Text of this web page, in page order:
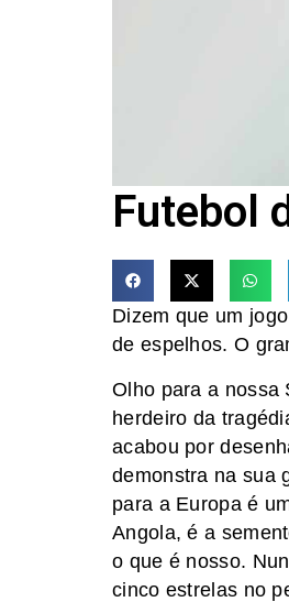
Futebol
Dizem que um
de espelhos. O
​Olho para a nossa
herdeiro da
acabou por
demonstra na sua
para a Europa é
Angola, é a
o que é nosso.
cinco estrelas no